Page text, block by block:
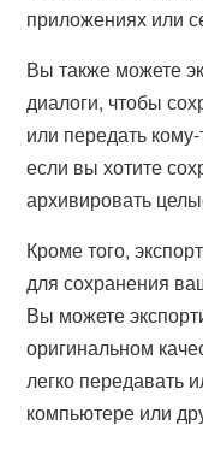
приложениях или
Вы также можете
диалоги, чтобы
или передать
если вы хотите
архивировать
Кроме того,
для сохранения
Вы можете
оригинальном
легко передавать
компьютере или